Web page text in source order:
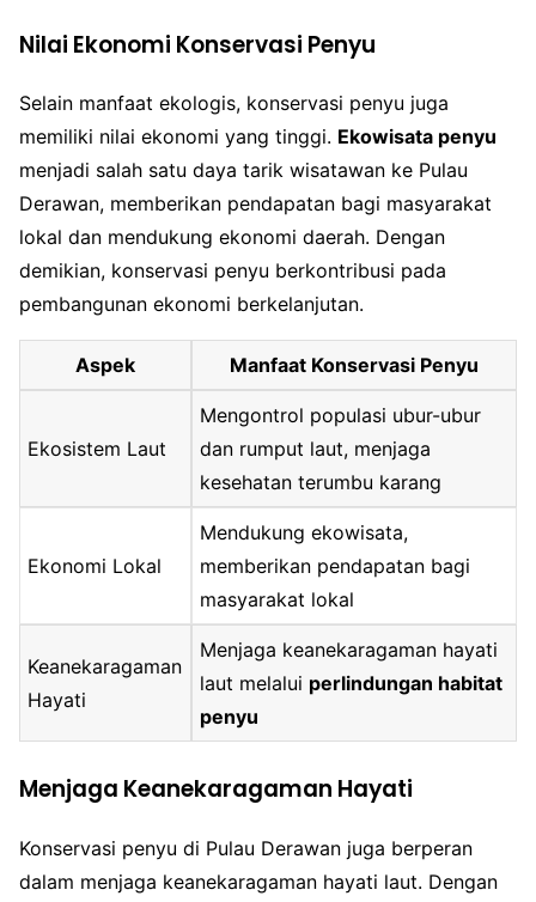
Nilai Ekonomi Konservasi Penyu
Selain manfaat ekologis, konservasi penyu juga
memiliki nilai ekonomi yang tinggi. Ekowisata penyu
menjadi salah satu daya tarik wisatawan ke Pulau
Derawan, memberikan pendapatan bagi masyarakat
lokal dan mendukung ekonomi daerah. Dengan
demikian, konservasi penyu berkontribusi pada
pembangunan ekonomi berkelanjutan.
Aspek Manfaat Konservasi Penyu
Ekosistem Laut
Mengontrol populasi ubur-ubur
dan rumput laut, menjaga
kesehatan terumbu karang
Ekonomi Lokal
Mendukung ekowisata,
memberikan pendapatan bagi
masyarakat lokal
Keanekaragaman
Hayati
Menjaga keanekaragaman hayati
laut melalui perlindungan habitat
penyu
Menjaga Keanekaragaman Hayati
Konservasi penyu di Pulau Derawan juga berperan
dalam menjaga keanekaragaman hayati laut. Dengan